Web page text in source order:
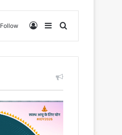
Follow Log InSidebarSearch for